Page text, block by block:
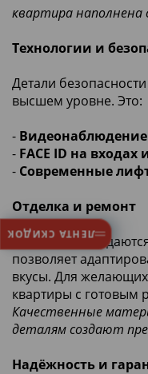
квартира
Технологии и
Детали
высшем уровне. Это:
-
- FACE ID на
- Современные
Отделка и ремонт
Все квартиры
позволяет
вкусы. Для
квартиры с готовым
Качественные
деталям создают
Надёжность и
ЛЕНТА СКИДОК